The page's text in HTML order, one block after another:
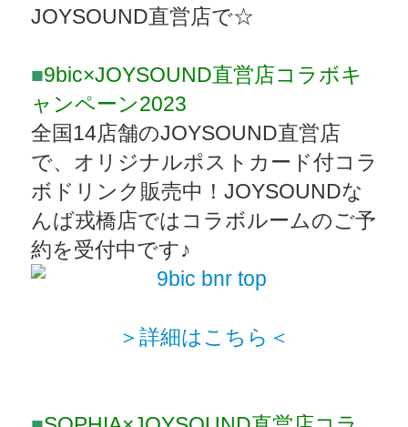
JOYSOUND直営店で☆
■9bic×JOYSOUND直営店コラボキ
ャンペーン2023
全国14店舗のJOYSOUND直営店
で、オリジナルポストカード付コラ
ボドリンク販売中！JOYSOUNDな
んば戎橋店ではコラボルームのご予
約を受付中です♪
＞詳細はこちら＜